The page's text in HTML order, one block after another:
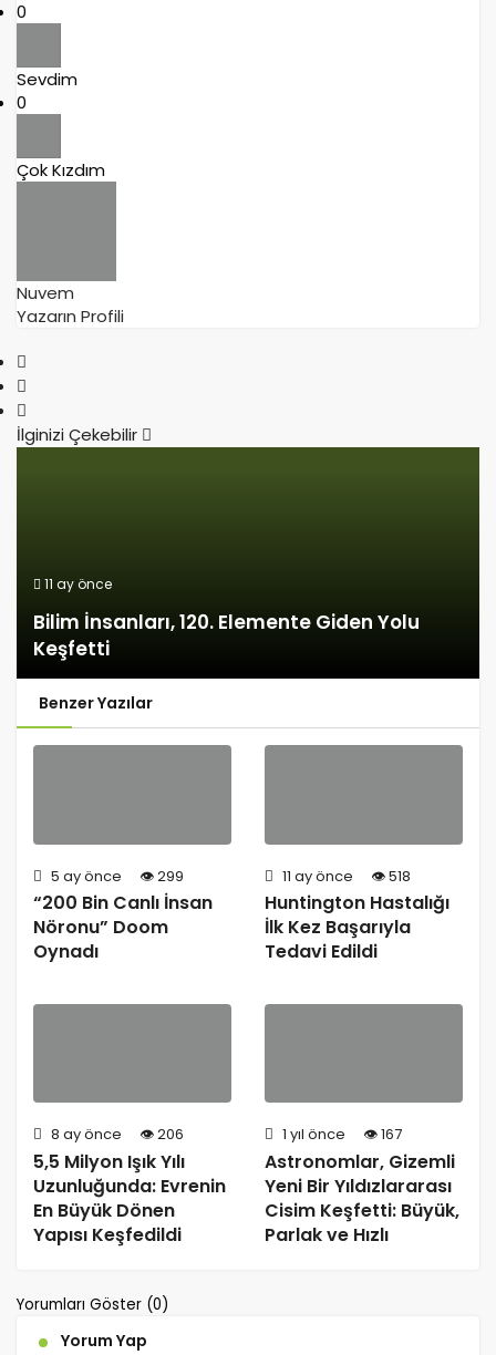
0
Sevdim
0
Çok Kızdım
Nuvem
Yazarın Profili
İlginizi Çekebilir
11 ay önce
Bilim İnsanları, 120. Elemente Giden Yolu
Keşfetti
Benzer Yazılar
5 ay önce 299
“200 Bin Canlı İnsan
Nöronu” Doom
Oynadı
11 ay önce 518
Huntington Hastalığı
İlk Kez Başarıyla
Tedavi Edildi
8 ay önce 206
5,5 Milyon Işık Yılı
Uzunluğunda: Evrenin
En Büyük Dönen
Yapısı Keşfedildi
1 yıl önce 167
Astronomlar, Gizemli
Yeni Bir Yıldızlararası
Cisim Keşfetti: Büyük,
Parlak ve Hızlı
Yorumları Göster (0)
Yorum Yap